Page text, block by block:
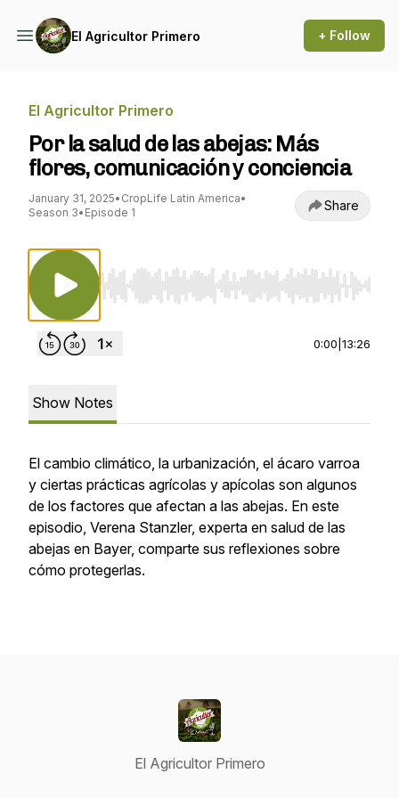
El Agricultor Primero + Follow
El Agricultor Primero
Por la salud de las abejas: Más
flores, comunicación y conciencia
January 31, 2025• CropLife Latin America•
Season 3• Episode 1 Share
Use Left/Right to seek, Home/End to jump to
0:00 13:26
Show Notes
El cambio climático, la urbanización, el ácaro varroa
y ciertas prácticas agrícolas y apícolas son algunos
de los factores que afectan a las abejas. En este
episodio, Verena Stanzler, experta en salud de las
abejas en Bayer, comparte sus reflexiones sobre
cómo protegerlas.
El Agricultor Primero